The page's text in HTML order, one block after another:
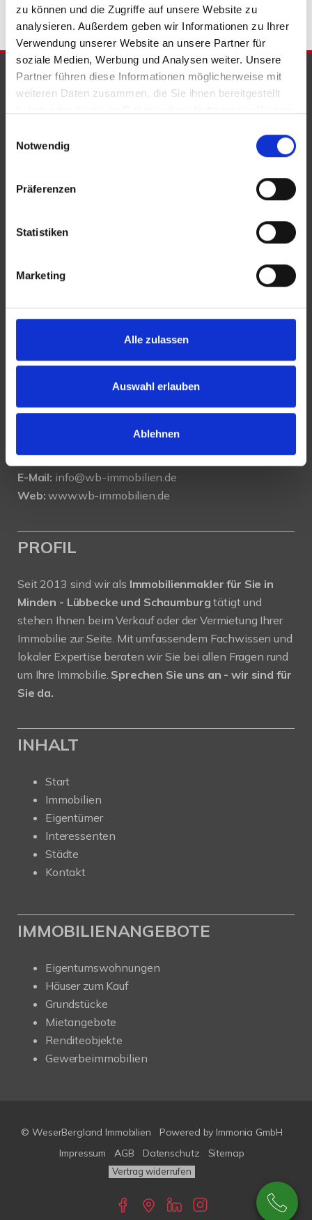
zu können und die Zugriffe auf unsere Website zu
analysieren. Außerdem geben wir Informationen zu Ihrer
Verwendung unserer Website an unsere Partner für
soziale Medien, Werbung und Analysen weiter. Unsere
Partner führen diese Informationen möglicherweise mit
weiteren Daten zusammen, die Sie ihnen bereitgestellt
Notwendig
Präferenzen
Statistiken
Marketing
Alle zulassen
Auswahl erlauben
Ablehnen
PARTNER & AUSZEICHNUNGEN
KONTAKT
Portastraße 36
32457 Porta Westfalica
0571 - 870 490 05
E-Mail: info@wb-immobilien.de
Web: www.wb-immobilien.de
PROFIL
Seit 2013 sind wir als Immobilienmakler für Sie in
Minden - Lübbecke und Schaumburgtätigt und
stehen Ihnen beim Verkauf oder der Vermietung Ihrer
Immobilie zur Seite. Mit umfassendem Fachwissen und
lokaler Expertise beraten wir Sie bei allen Fragen rund
um Ihre Immobilie. Sprechen Sie uns an - wir sind für
Sie da.
INHALT
Start
Immobilien
Eigentümer
Interessenten
Städte
Kontakt
IMMOBILIENANGEBOTE
Eigentumswohnungen
Häuser zum Kauf
Grundstücke
Mietangebote
Renditeobjekte
Gewerbeimmobilien
© WeserBergland Immobilien Powered by Immonia GmbH
Impressum
AGB Datenschutz Sitemap
Vertrag widerrufen